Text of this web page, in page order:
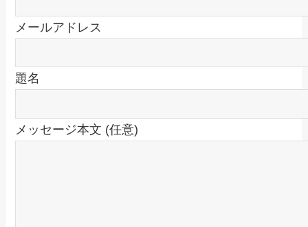
メールアドレス
題名
メッセージ本文 (任意)